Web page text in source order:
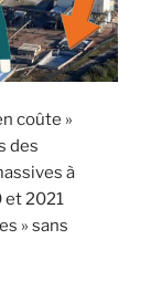
coûte »
des
à
et 2021
» sans